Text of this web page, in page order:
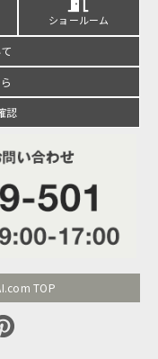
ショールーム
認
TOP